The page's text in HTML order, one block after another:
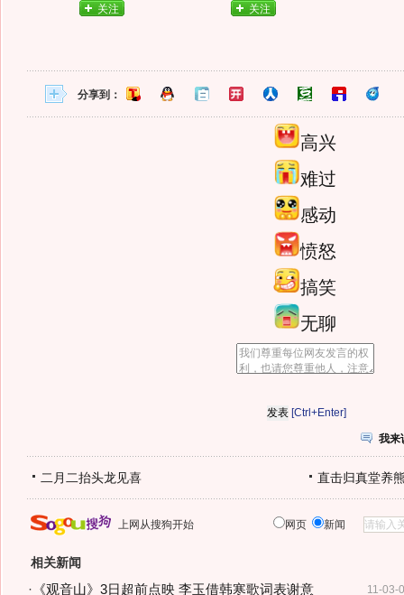
关注
关注
分享到：
高兴
难过
感动
愤怒
搞笑
无聊
[Ctrl+Enter]
我来
二月二抬头龙见喜 直击归真堂养
上网从搜狗开始 网页 新闻
相关新闻
11-03-
· 《观音山》3日超前点映 李玉借韩寒歌词表谢意